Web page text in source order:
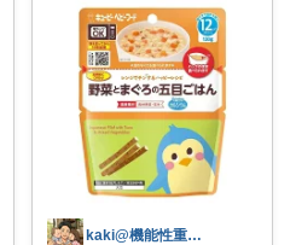
kaki@機能性重視パパ